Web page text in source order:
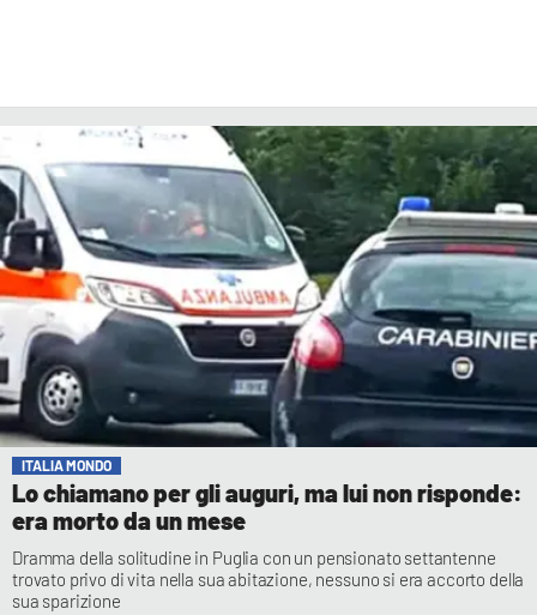
APPLE
ITALIA MONDO
Lo chiamano per gli auguri, ma lui non risponde:
era morto da un mese
Dramma della solitudine in Puglia con un pensionato settantenne
trovato privo di vita nella sua abitazione, nessuno si era accorto della
sua sparizione